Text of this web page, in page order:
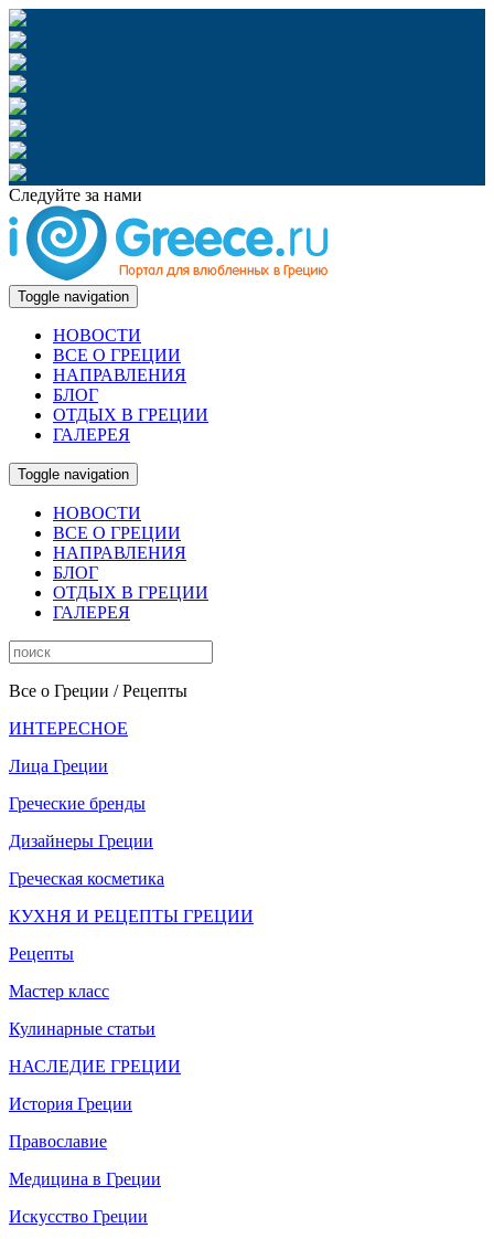
Следуйте за нами
Toggle navigation
НОВОСТИ
ВСЕ О ГРЕЦИИ
НАПРАВЛЕНИЯ
БЛОГ
ОТДЫХ В ГРЕЦИИ
ГАЛЕРЕЯ
Toggle navigation
НОВОСТИ
ВСЕ О ГРЕЦИИ
НАПРАВЛЕНИЯ
БЛОГ
ОТДЫХ В ГРЕЦИИ
ГАЛЕРЕЯ
Все о Греции / Рецепты
ИНТЕРЕСНОЕ
Лица Греции
Греческие бренды
Дизайнеры Греции
Греческая косметика
КУХНЯ И РЕЦЕПТЫ ГРЕЦИИ
Рецепты
Мастер класс
Кулинарные статьи
НАСЛЕДИЕ ГРЕЦИИ
История Греции
Православие
Медицина в Греции
Искусство Греции